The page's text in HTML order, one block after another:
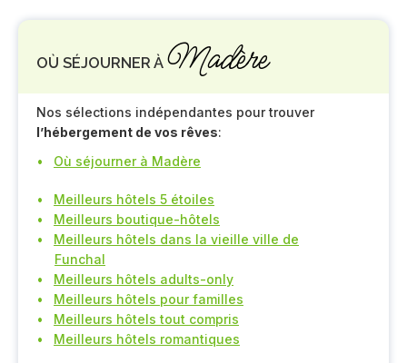
OÙ SÉJOURNER À Madère
Nos sélections indépendantes pour trouver
l’hébergement de vos rêves:
Où séjourner à Madère
Meilleurs hôtels 5 étoiles
Meilleurs boutique-hôtels
Meilleurs hôtels dans la vieille ville de
Funchal
Meilleurs hôtels adults-only
Meilleurs hôtels pour familles
Meilleurs hôtels tout compris
Meilleurs hôtels romantiques